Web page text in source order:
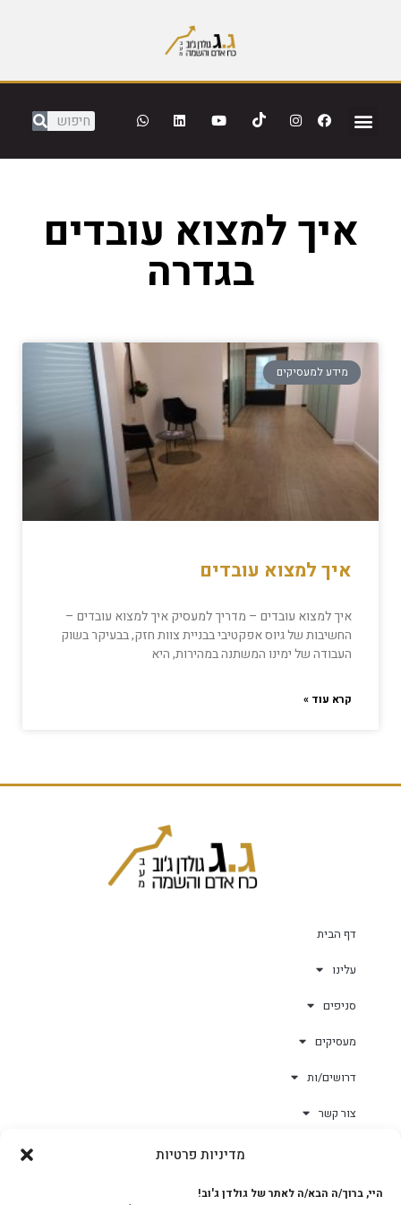
מדיניות פרטיות
היי, ברוך/ה הבא/ה לאתר של גולדן ג'וב!
איך למצוא עובדים
בגדרה
מידע למעסיקים
איך למצוא עובדים
איך למצוא עובדים – מדריך למעסיק איך למצוא עובדים –
החשיבות של גיוס אפקטיבי בבניית צוות חזק, בבעיקר בשוק
העבודה של ימינו המשתנה במהירות, היא
קרא עוד »
דף הבית
עלינו
סניפים
מעסיקים
דרושים/ות
צור קשר